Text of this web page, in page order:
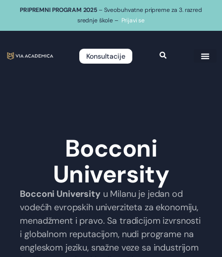
PRIPREMNI PROGRAM 2025 – Sveobuhvatne pripreme za 3. razred
srednje škole – Prijavi se
Konsultacije
Bocconi
University
Bocconi Universityu Milanu je jedan od
vodećih evropskih univerziteta za ekonomiju,
menadžment i pravo. Sa tradicijom izvrsnosti
i globalnom reputacijom, nudi programe na
engleskom jeziku, snažne veze sa industrijom